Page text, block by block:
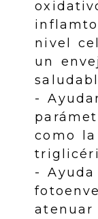
nivel
un
-
como
-
atenuar